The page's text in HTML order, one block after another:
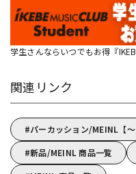
学生さんならいつでもお得『
関連リンク
パーカッション/MEINL【
新品/MEINL 商品一覧